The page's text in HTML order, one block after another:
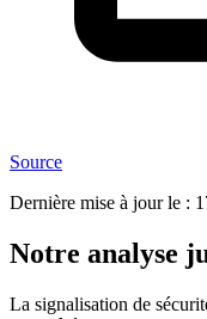
Source
Dernière mise à jour le :
Notre analyse
La signalisation de